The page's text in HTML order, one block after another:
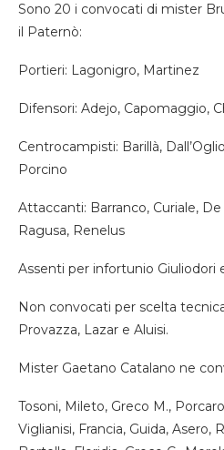
Sono 20 i convocati di mister
il Paternò:
Portieri: Lagonigro, Martinez
Difensori: Adejo, Capomaggio,
Centrocampisti: Barillà,
Porcino
Attaccanti: Barranco, Curiale, De
Ragusa, Renelus
Assenti per infortunio Giuliodori
Non convocati per scelta
Provazza, Lazar e Aluisi.
Mister Gaetano Catalano ne
Tosoni, Mileto, Greco M.,
Viglianisi, Francia, Guida, Asero,